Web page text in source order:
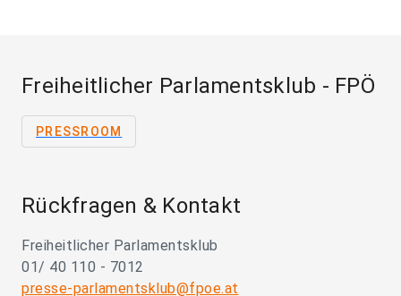
Freiheitlicher Parlamentsklub - FPÖ
PRESSROOM
Rückfragen & Kontakt
Freiheitlicher Parlamentsklub
01/ 40 110 - 7012
presse-parlamentsklub@fpoe.at